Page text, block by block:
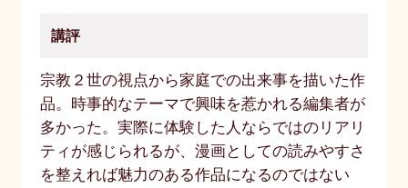
講評
宗教２世の視点から家庭での出来事を描いた作
品。時事的なテーマで興味を惹かれる編集者が
多かった。実際に体験した人ならではのリアリ
ティが感じられるが、漫画としての読みやすさ
を整えれば魅力のある作品になるのではない